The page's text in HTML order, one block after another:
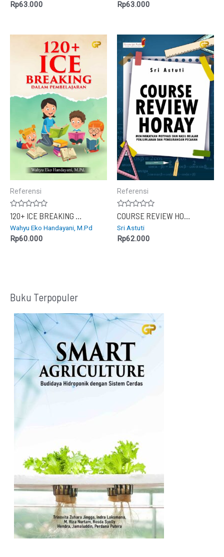
Rp63.000 Rp63.000
Referensi
Dinilai
0
dari
5
Wahyu Eko Handayani, M.Pd
Rp60.000
Referensi
Dinilai
0
dari
5
Sri Astuti
Rp62.000
Buku Terpopuler